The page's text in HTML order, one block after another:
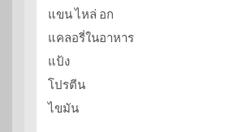
แขน ไหล่ อก
แคลอรี่ในอาหาร
แป้ง
โปรตีน
ไขมัน